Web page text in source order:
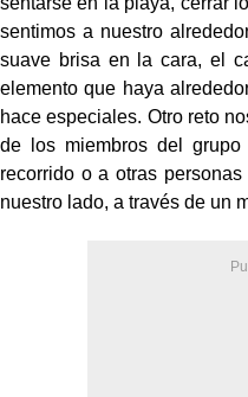
sentimos a nuestro
suave brisa en la cara, el
elemento que haya
hace especiales. Otro reto
de los miembros del grupo
recorrido o a otras
nuestro lado, a través de un